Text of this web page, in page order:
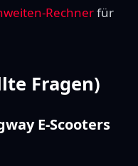
Rechnerfür
Fragen)
E-Scooters